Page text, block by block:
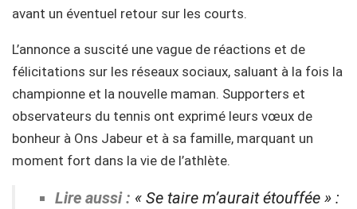
avant un éventuel retour sur les courts.
L’annonce a suscité une vague de réactions et de
félicitations sur les réseaux sociaux, saluant à la fois la
championne et la nouvelle maman. Supporters et
observateurs du tennis ont exprimé leurs vœux de
bonheur à Ons Jabeur et à sa famille, marquant un
moment fort dans la vie de l’athlète.
Lire aussi : « Se taire m’aurait étouffée » :